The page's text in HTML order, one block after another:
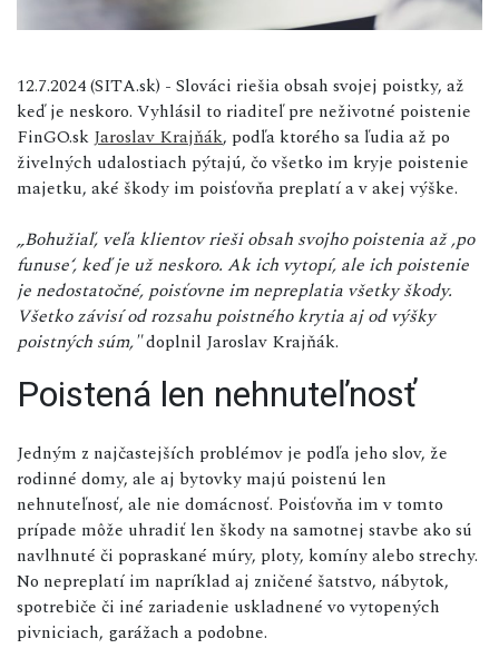
12.7.2024 (SITA.sk) - Slováci riešia obsah svojej poistky, až
keď je neskoro. Vyhlásil to riaditeľ pre neživotné poistenie
FinGO.sk Jaroslav Krajňák, podľa ktorého sa ľudia až po
živelných udalostiach pýtajú, čo všetko im kryje poistenie
majetku, aké škody im poisťovňa preplatí a v akej výške.
„Bohužiaľ, veľa klientov rieši obsah svojho poistenia až ,po
funuse‘, keď je už neskoro. Ak ich vytopí, ale ich poistenie
je nedostatočné, poisťovne im nepreplatia všetky škody.
Všetko závisí od rozsahu poistného krytia aj od výšky
poistných súm,"doplnil Jaroslav Krajňák.
Poistená len nehnuteľnosť
Jedným z najčastejších problémov je podľa jeho slov, že
rodinné domy, ale aj bytovky majú poistenú len
nehnuteľnosť, ale nie domácnosť. Poisťovňa im v tomto
prípade môže uhradiť len škody na samotnej stavbe ako sú
navlhnuté či popraskané múry, ploty, komíny alebo strechy.
No nepreplatí im napríklad aj zničené šatstvo, nábytok,
spotrebiče či iné zariadenie uskladnené vo vytopených
pivniciach, garážach a podobne.